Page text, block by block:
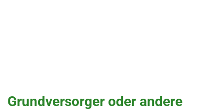
Grundversorger oder andere